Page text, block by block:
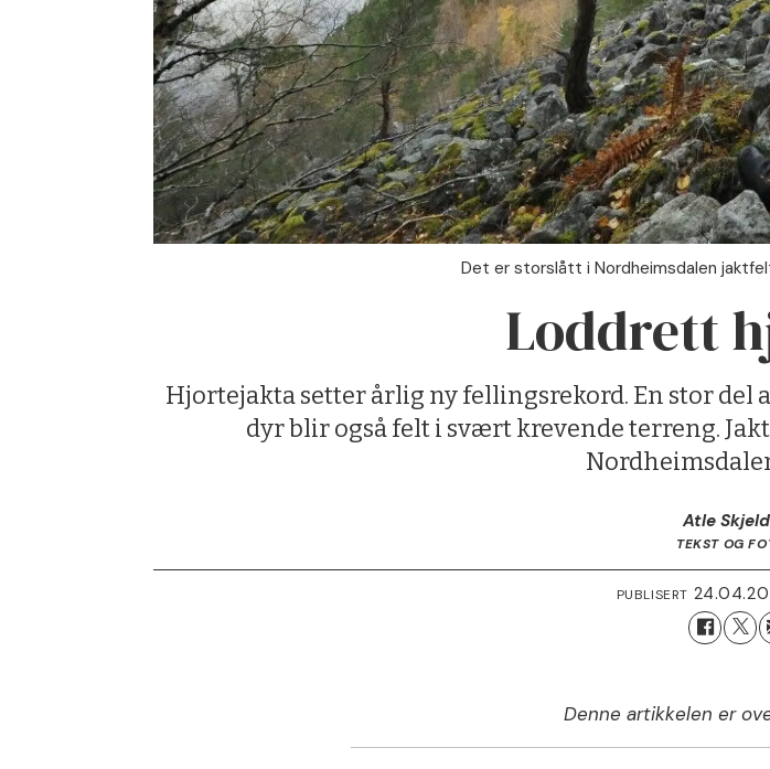
Det er storslått i Nordheimsdalen
Loddrett
Hjortejakta setter årlig ny fellingsrekord. En stor del
dyr blir også felt i svært krevende terreng.
Atle
TEKST OG
PUBLISERT
Denne artikkelen er